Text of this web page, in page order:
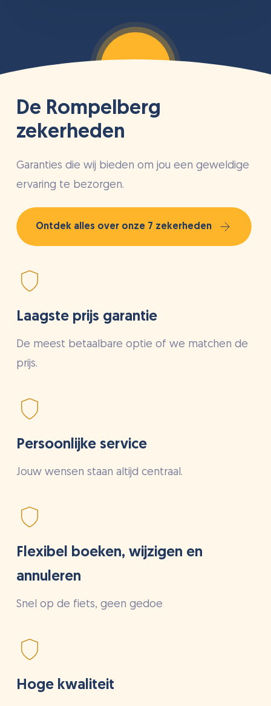
De Rompelberg
zekerheden
Garanties die wij bieden om jou een geweldige
ervaring te bezorgen.
Ontdek alles over onze 7 zekerheden
Laagste prijs garantie
De meest betaalbare optie of we matchen de
prijs.
Persoonlijke service
Jouw wensen staan altijd centraal.
Flexibel boeken, wijzigen en
annuleren
Snel op de fiets, geen gedoe
Hoge kwaliteit